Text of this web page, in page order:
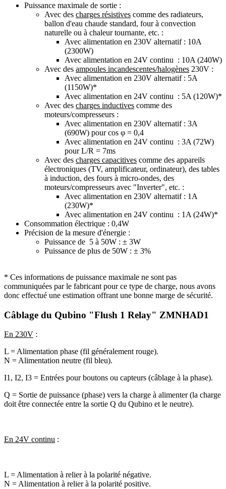
Puissance maximale de sortie :
Avec des charges résistives comme des radiateurs,
ballon d'eau chaude standard, four à convection
naturelle ou à chaleur tournante, etc. :
Avec alimentation en 230V alternatif : 10A
(2300W)
Avec alimentation en 24V continu : 10A (240W)
Avec des ampoules incandescentes/halogènes 230V :
Avec alimentation en 230V alternatif : 5A
(1150W)*
Avec alimentation en 24V continu : 5A (120W)*
Avec des charges inductives comme des
moteurs/compresseurs :
Avec alimentation en 230V alternatif : 3A
(690W) pour cos φ = 0,4
Avec alimentation en 24V continu : 3A (72W)
pour L/R = 7ms
Avec des charges capacitives comme des appareils
électroniques (TV, amplificateur, ordinateur), des tables
à induction, des fours à micro-ondes, des
moteurs/compresseurs avec "Inverter", etc. :
Avec alimentation en 230V alternatif : 1A
(230W)*
Avec alimentation en 24V continu : 1A (24W)*
Consommation électrique : 0,4W
Précision de la mesure d'énergie :
Puissance de 5 à 50W : ± 3W
Puissance de plus de 50W : ± 3%
* Ces informations de puissance maximale ne sont pas
communiquées par le fabricant pour ce type de charge, nous avons
donc effectué une estimation offrant une bonne marge de sécurité.
Câblage du Qubino "Flush 1 Relay" ZMNHAD1
En 230V :
L = Alimentation phase (fil généralement rouge).
N = Alimentation neutre (fil bleu).
I1, I2, I3 = Entrées pour boutons ou capteurs (câblage à la phase).
Q = Sortie de puissance (phase) vers la charge à alimenter (la charge
doit être connectée entre la sortie Q du Qubino et le neutre).
En 24V continu :
L = Alimentation à relier à la polarité négative.
N = Alimentation à relier à la polarité positive.